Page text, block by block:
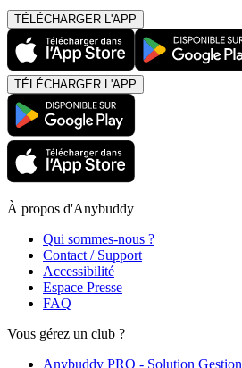
TÉLÉCHARGER L'APP
TÉLÉCHARGER L'APP
À propos d'Anybuddy
Qui sommes-nous ?
Contact / Support
Accessibilité
Espace Presse
FAQ
Vous gérez un club ?
Anybuddy PRO - Solution Gestion